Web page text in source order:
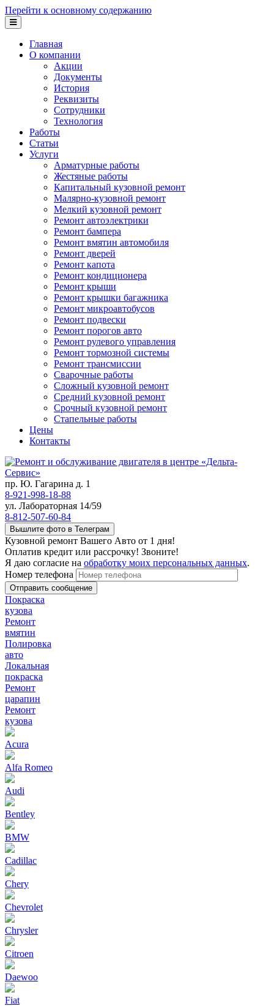
Перейти к основному содержанию
Главная
О компании
Акции
Документы
История
Реквизиты
Сотрудники
Технология
Работы
Статьи
Услуги
Арматурные работы
Жестяные работы
Капитальный кузовной ремонт
Малярно-кузовной ремонт
Мелкий кузовной ремонт
Ремонт автоэлектрики
Ремонт бампера
Ремонт вмятин автомобиля
Ремонт дверей
Ремонт капота
Ремонт кондиционера
Ремонт крыши
Ремонт крышки багажника
Ремонт микроавтобусов
Ремонт подвески
Ремонт порогов авто
Ремонт рулевого управления
Ремонт тормозной системы
Ремонт трансмиссии
Сварочные работы
Сложный кузовной ремонт
Средний кузовной ремонт
Срочный кузовной ремонт
Стапельные работы
Цены
Контакты
пр. Ю. Гагарина д. 1
8-921-998-18-88
ул. Лабораторная 14/59
8-812-507-60-84
Вышлите фото в Телеграм
Кузовной ремонт Вашего Авто от 1 дня!
Оплатив кредит или рассрочку! Звоните!
Я даю согласие на обработку моих персональных данных.
Номер телефона
Покраска
кузова
Ремонт
вмятин
Полировка
авто
Локальная
покраска
Ремонт
царапин
Ремонт
кузова
Acura
Alfa Romeo
Audi
Bentley
BMW
Cadillac
Chery
Chevrolet
Chrysler
Citroen
Daewoo
Fiat